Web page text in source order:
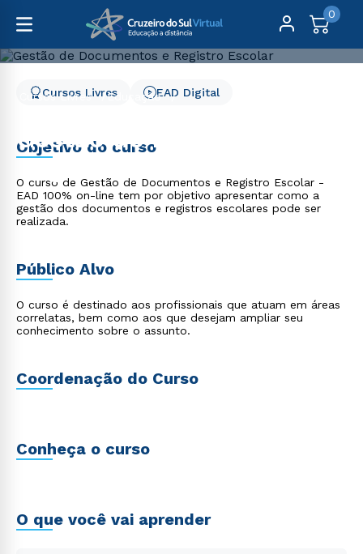
0
Cursos Livres
Educação
Gestão de Documentos e
Registro Escolar
Cursos Livres EAD Digital
Objetivo do curso
O curso de Gestão de Documentos e Registro Escolar -
EAD 100% on-line tem por objetivo apresentar como a
gestão dos documentos e registros escolares pode ser
realizada.
Público Alvo
O curso é destinado aos profissionais que atuam em áreas
correlatas, bem como aos que desejam ampliar seu
conhecimento sobre o assunto.
Coordenação do Curso
Conheça o curso
O que você vai aprender